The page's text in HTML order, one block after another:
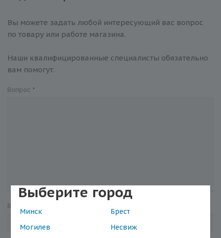
Выберите город
Минск
Брест
Могилев
Несвиж
Вы можете задать любой интересующий вас вопрос
по товару или работе магазина.
Наши квалифицированные специалисты обязательно
вам помогут.
Вопрос *
Ваше имя